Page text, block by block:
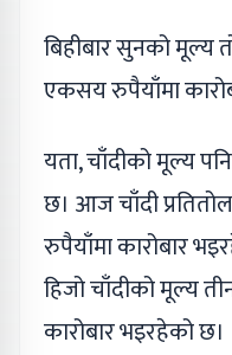
बिहीबार सुनको मूल्य
एकसय रुपैयाँमा
यता, चाँदीको मूल्य
छ। आज चाँदी
रुपैयाँमा कारोबार
हिजो चाँदीको मूल्य
कारोबार भइरहेको छ।